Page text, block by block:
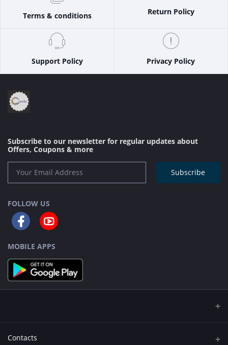
Terms & conditions Return Policy
Support Policy Privacy Policy
Subscribe to our newsletter for regular updates about
Offers, Coupons & more
Subscribe
FOLLOW US
MOBILE APPS
Contacts